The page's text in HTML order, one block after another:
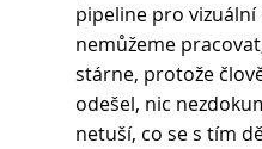
pipeline pro vizuální
nemůžeme
stárne, protože
odešel, nic
netuší, co se s tím